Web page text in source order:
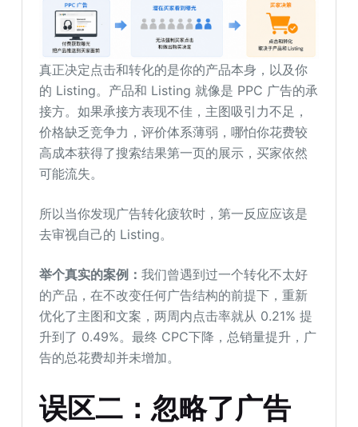
真正决定点击和转化的是你的产品本身，以及你
的 Listing。产品和 Listing 就像是 PPC 广告的承
接方。如果承接方表现不佳，主图吸引力不足，
价格缺乏竞争力，评价体系薄弱，哪怕你花费较
高成本获得了搜索结果第一页的展示，买家依然
可能流失。
所以当你发现广告转化疲软时，第一反应应该是
去审视自己的 Listing。
举个真实的案例：我们曾遇到过一个转化不太好
的产品，在不改变任何广告结构的前提下，重新
优化了主图和文案，两周内点击率就从 0.21% 提
升到了 0.49%。最终 CPC下降，总销量提升，广
告的总花费却并未增加。
误区二 ：忽略了广告